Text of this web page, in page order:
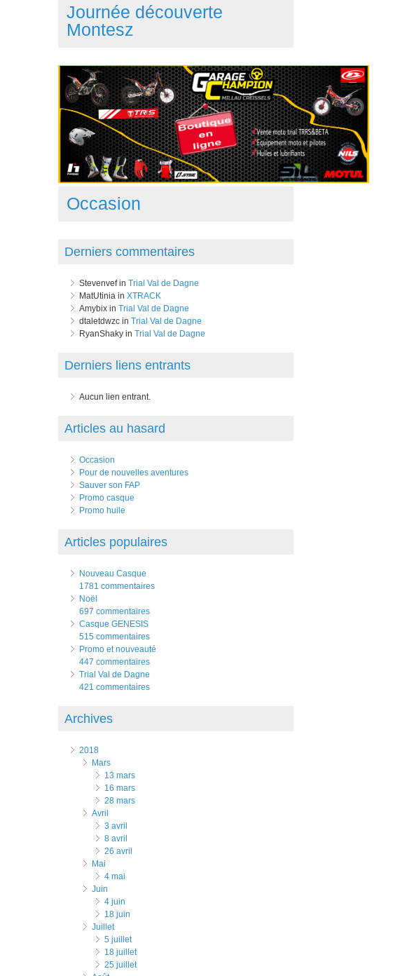
Journée découverte
Montesz
Occasion
Derniers commentaires
Stevenvef in Trial Val de Dagne
MatUtinia in XTRACK
Amybix in Trial Val de Dagne
dtaletdwzc in Trial Val de Dagne
RyanShaky in Trial Val de Dagne
Derniers liens entrants
Aucun lien entrant.
Articles au hasard
Occasion
Pour de nouvelles aventures
Sauver son FAP
Promo casque
Promo huile
Articles populaires
Nouveau Casque
1781 commentaires
Noël
697 commentaires
Casque GENESIS
515 commentaires
Promo et nouveauté
447 commentaires
Trial Val de Dagne
421 commentaires
Archives
2018
mars
13 mars
16 mars
28 mars
avril
3 avril
8 avril
26 avril
mai
4 mai
juin
4 juin
18 juin
juillet
5 juillet
18 juillet
25 juillet